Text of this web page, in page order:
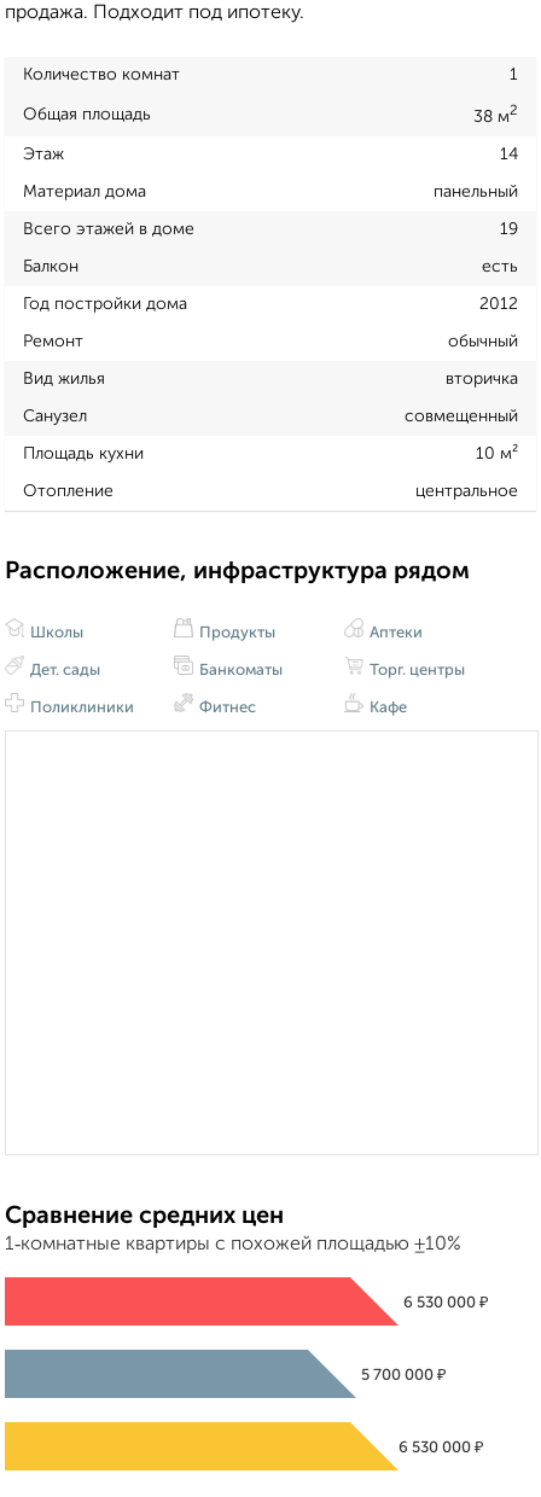
продажа. Подходит под ипотеку.
Количество комнат 1
Общая площадь 38 м2
Этаж 14
Материал дома панельный
Всего этажей в доме 19
Балкон есть
Год постройки дома 2012
Ремонт обычный
Вид жилья вторичка
Санузел совмещенный
Площадь кухни 10 м²
Отопление центральное
Расположение, инфраструктура рядом
Школы
Дет. сады
Поликлиники
Продукты
Банкоматы
Фитнес
Аптеки
Торг. центры
Кафе
Сравнение средних цен
1‑комнатные квартиры с похожей площадью ±10%
6 530 000 ₽
5 700 000 ₽
6 530 000 ₽